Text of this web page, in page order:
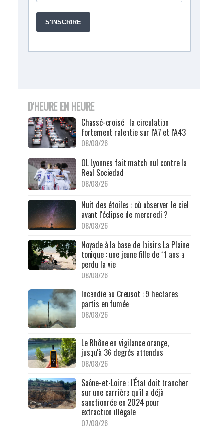
D'HEURE EN HEURE
Chassé-croisé : la circulation
fortement ralentie sur l'A7 et l'A43
08/08/26
OL Lyonnes fait match nul contre la
Real Sociedad
08/08/26
Nuit des étoiles : où observer le ciel
avant l'éclipse de mercredi ?
08/08/26
Noyade à la base de loisirs La Plaine
tonique : une jeune fille de 11 ans a
perdu la vie
08/08/26
Incendie au Creusot : 9 hectares
partis en fumée
08/08/26
Le Rhône en vigilance orange,
jusqu'à 36 degrés attendus
08/08/26
Saône-et-Loire : l'État doit trancher
sur une carrière qu'il a déjà
sanctionnée en 2024 pour
extraction illégale
07/08/26